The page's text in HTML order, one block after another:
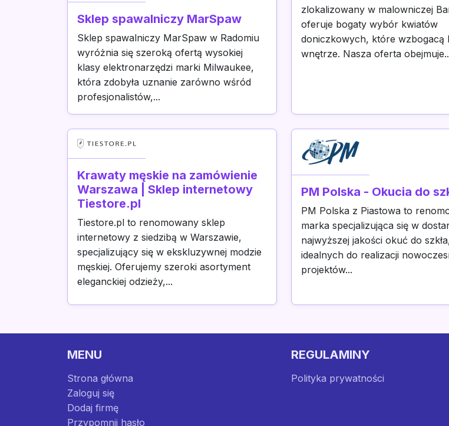
Sklep spawalniczy MarSpaw
Sklep spawalniczy MarSpaw w Radomiu
wyróżnia się szeroką ofertą wysokiej
klasy elektronarzędzi marki Milwaukee,
która zdobyła uznanie zarówno wśród
profesjonalistów,...
zlokalizowany w malowniczej
oferuje bogaty wybór kwiatów
doniczkowych, które wzbogacą
wnętrze. Nasza oferta
Krawaty męskie na zamówienie
Warszawa | Sklep internetowy
Tiestore.pl
Tiestore.pl to renomowany sklep
internetowy z siedzibą w Warszawie,
specjalizujący się w ekskluzywnej modzie
męskiej. Oferujemy szeroki asortyment
eleganckiej odzieży,...
PM Polska - Okucia do
PM Polska z Piastowa to
marka specjalizująca się w
najwyższej jakości okuć do
idealnych do realizacji
projektów...
MENU
Strona główna
Zaloguj się
Dodaj firmę
Przypomnij hasło
REGULAMINY
Polityka prywatności